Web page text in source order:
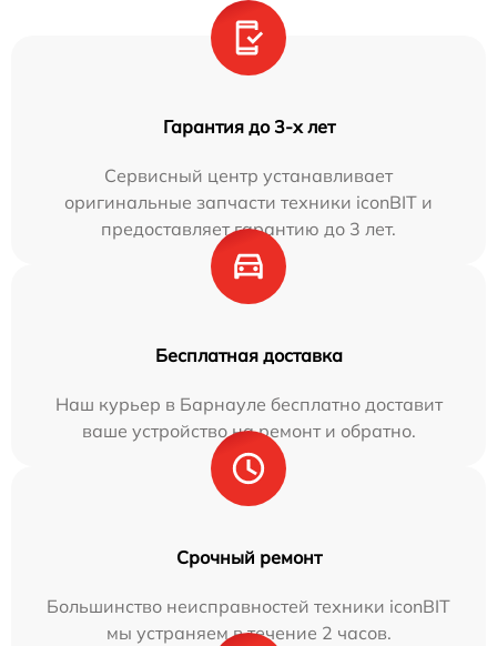
Гарантия до 3-х лет
Сервисный центр устанавливает
оригинальные запчасти техники iconBIT и
предоставляет гарантию до 3 лет.
Бесплатная доставка
Наш курьер в Барнауле бесплатно доставит
ваше устройство на ремонт и обратно.
Срочный ремонт
Большинство неисправностей техники iconBIT
мы устраняем в течение 2 часов.